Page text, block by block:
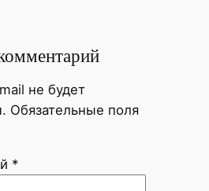
не будет
Обязательные поля
*